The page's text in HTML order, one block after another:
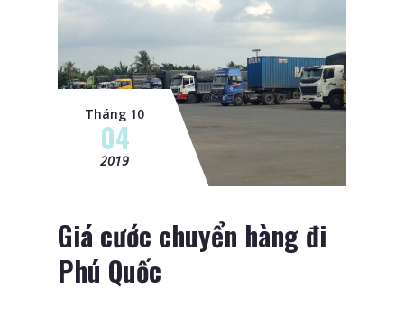
Tháng 10
04
2019
Giá cước chuyển hàng đi
Phú Quốc